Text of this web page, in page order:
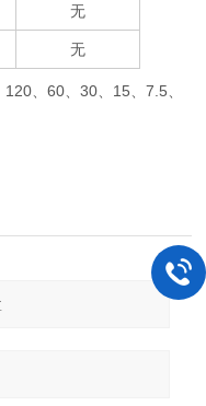
无
无
120、60、30、 15、7.5、